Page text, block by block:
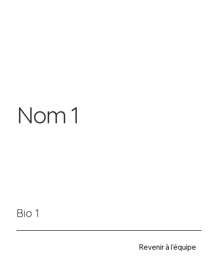
Nom 1
Bio 1
Revenir à l'équipe